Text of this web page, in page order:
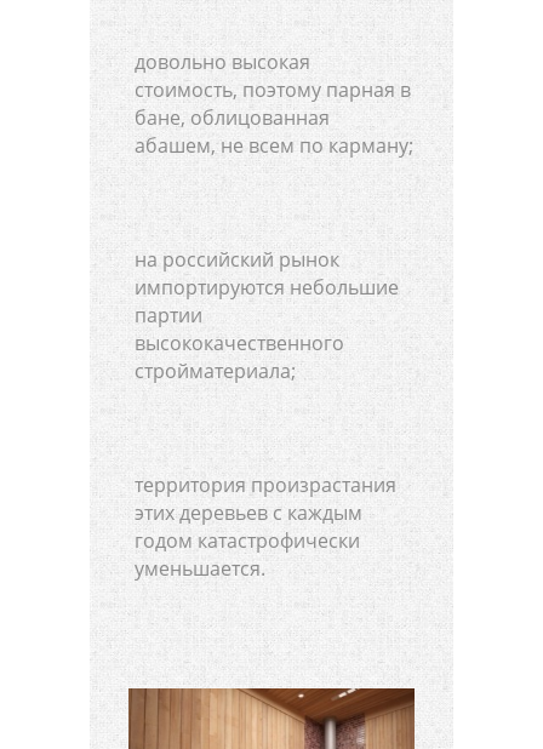
довольно высокая
стоимость, поэтому парная в
бане, облицованная
абашем, не всем по карману;
на российский рынок
импортируются небольшие
партии
высококачественного
стройматериала;
территория произрастания
этих деревьев с каждым
годом катастрофически
уменьшается.